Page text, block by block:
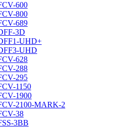
600
800
689
3D
UHD+
UHD
628
288
295
1150
1900
2100-MARK-2
38
3BB